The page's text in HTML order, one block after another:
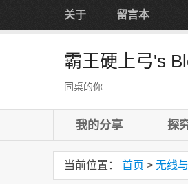
关于 留言本
霸王硬上弓's
同桌的你
我的分享 探
当前位置： 首页 > 无线